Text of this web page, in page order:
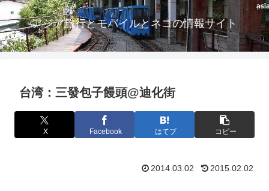
アジア旅行とモバイルとネコの情報サイト
台湾：三發包子饅頭@迪化街
X Facebook はてブ コピー
2014.03.02 2015.02.02